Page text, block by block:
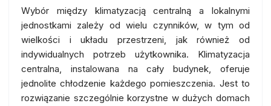
Wybór między klimatyzacją centralną a lokalnymi
jednostkami zależy od wielu czynników, w tym od
wielkości i układu przestrzeni, jak również od
indywidualnych potrzeb użytkownika. Klimatyzacja
centralna, instalowana na cały budynek, oferuje
jednolite chłodzenie każdego pomieszczenia. Jest to
rozwiązanie szczególnie korzystne w dużych domach